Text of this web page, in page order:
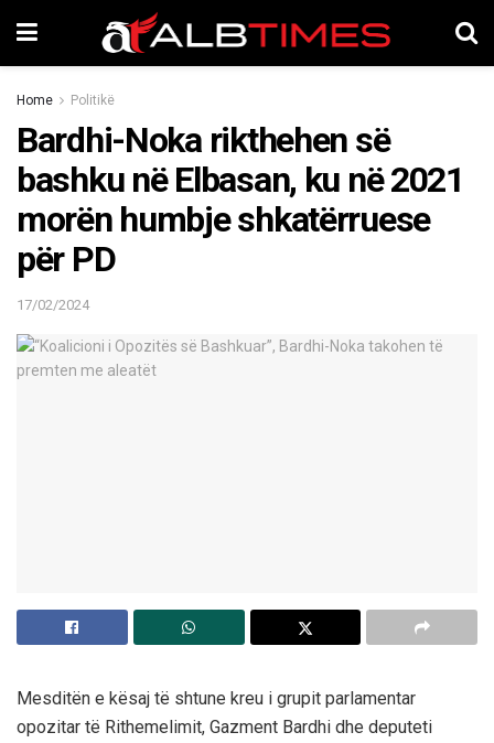
Home Politikë
Bardhi-Noka rikthehen së
bashku në Elbasan, ku në 2021
morën humbje shkatërruese
për PD
17/02/2024
Mesditën e kësaj të shtune kreu i grupit parlamentar
opozitar të Rithemelimit, Gazment Bardhi dhe deputeti